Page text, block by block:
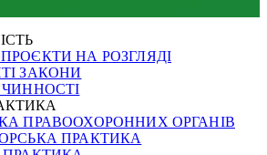
НА РОЗГЛЯДІ
ЗАКОНИ
ПРАВООХОРОННИХ ОРГАНІВ
ПРАКТИКА